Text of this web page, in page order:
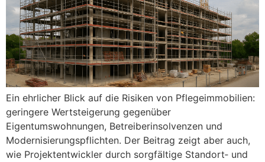
Ein ehrlicher Blick auf die Risiken von Pflegeimmobilien:
geringere Wertsteigerung gegenüber
Eigentumswohnungen, Betreiber­insolvenzen und
Modernisierungs­pflichten. Der Beitrag zeigt aber auch,
wie Projektentwickler durch sorgfältige Standort‑ und